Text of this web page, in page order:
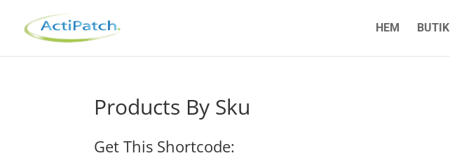
HEM BUTIK
Products By Sku
Get This Shortcode: